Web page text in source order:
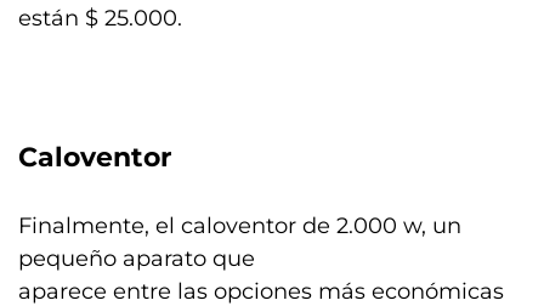
están $ 25.000.
Caloventor
Finalmente, el caloventor de 2.000 w, un
pequeño aparato que
aparece entre las opciones más económicas